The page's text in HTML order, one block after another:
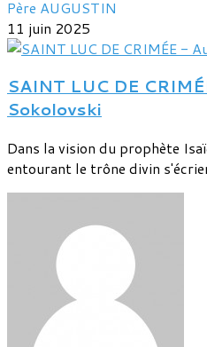
Père AUGUSTIN
11 juin 2025
SAINT LUC DE
Sokolovski
Dans la vision du prophète
entourant le trône divin